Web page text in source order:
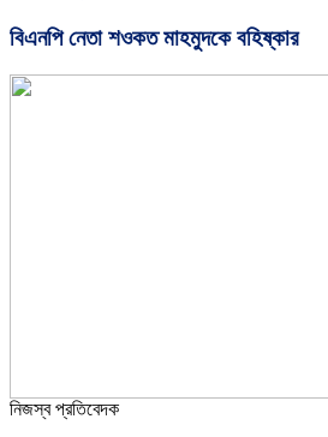
বিএনপি নেতা শওকত মাহমুদকে বহিষ্কার
নিজস্ব প্রতিবেদক